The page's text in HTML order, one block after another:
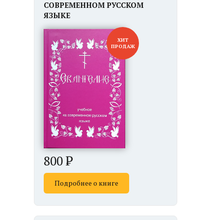
СОВРЕМЕННОМ РУССКОМ
ЯЗЫКЕ
ХИТ
ПРОДАЖ
800
Подробнее о книге